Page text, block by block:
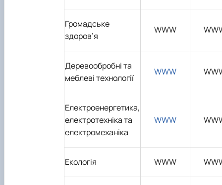
Громадське
здоров’я
WWW
Деревообробні та
меблеві технології
WWW
Електроенергетика,
електротехніка та
електромеханіка
WWW
Екологія WWW